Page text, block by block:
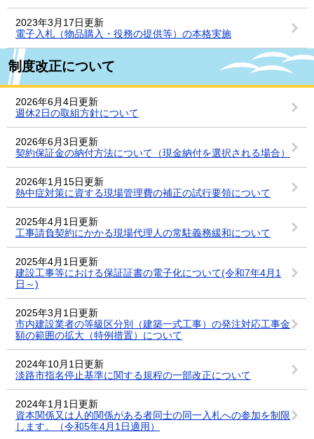
2023年3月17日更新
電子入札（物品購入・役務の提供等）の本格実施
制度改正について
2026年6月4日更新
週休2日の取組方針について
2026年6月3日更新
契約保証金の納付方法について（現金納付を選択される場合）
2026年1月15日更新
熱中症対策に資する現場管理費の補正の試行要領について
2025年4月1日更新
工事請負契約にかかる現場代理人の常駐義務緩和について
2025年4月1日更新
建設工事等における保証証書の電子化について(令和7年4月1
日～)
2025年3月1日更新
市内建設業者の等級区分別（建築一式工事）の発注対応工事金
額の範囲の拡大（特例措置）について
2024年10月1日更新
淡路市指名停止基準に関する規程の一部改正について
2024年1月1日更新
資本関係又は人的関係がある者同士の同一入札への参加を制限
します。（令和5年4月1日適用）